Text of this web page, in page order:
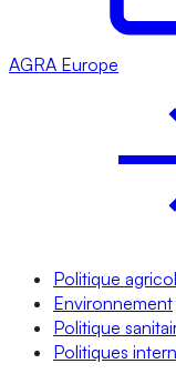
AGRA Europe
Politique
Environnement
Politique
Politiques